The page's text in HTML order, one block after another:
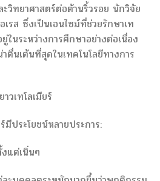
วิทยาศาสตร์ต่อต้านริ้วรอย นักวิจัย
เรส ซึ่งเป็นเอนไซม์ที่ช่วยรักษาเท
ในระหว่างการศึกษาอย่างต่อเนื่อง
ตื่นเต้นที่สุดในเทคโนโลยีทางการ
วเทโลเมียร์
มีประโยชน์หลายประการ:
แต่เนิ่นๆ